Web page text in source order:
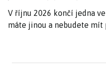
V říjnu 2026 končí jedna
máte jinou a nebudete mít